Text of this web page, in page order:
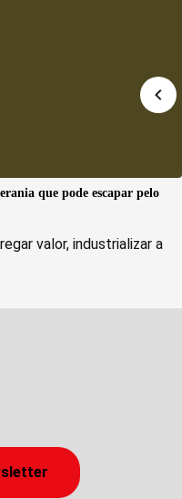
que pode escapar pelo
valor, industrializar a